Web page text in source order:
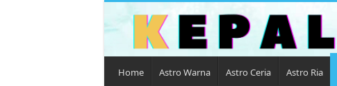
Home Astro Warna Astro Ceria Astro Ria